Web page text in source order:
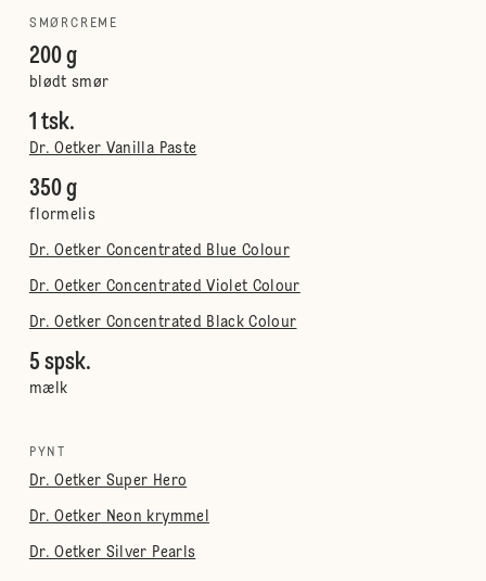
SMØRCREME
200 g
blødt smør
1 tsk.
Dr. Oetker Vanilla Paste
350 g
flormelis
Dr. Oetker Concentrated Blue Colour
Dr. Oetker Concentrated Violet Colour
Dr. Oetker Concentrated Black Colour
5 spsk.
mælk
PYNT
Dr. Oetker Super Hero
Dr. Oetker Neon krymmel
Dr. Oetker Silver Pearls